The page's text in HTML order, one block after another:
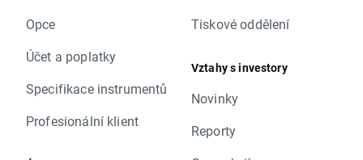
Opce
Účet a poplatky
Specifikace instrumentů
Profesionální klient
Tiskové oddělení
Vztahy s investory
Novinky
Reporty